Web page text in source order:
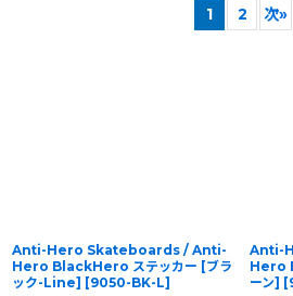
1 2 次»
Anti-Hero Skateboards / Anti-
Hero BlackHero ステッカー [ブラ
ック-Line] [9050-BK-L]
Anti-
Hero
ーン] [